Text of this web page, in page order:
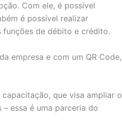
Com ele, é possível
é possível realizar
funções de débito e crédito.
empresa e com um QR Code,
que visa ampliar o
essa é uma parceria do